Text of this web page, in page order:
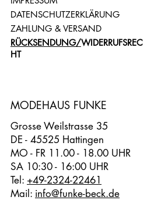
DATENSCHUTZERKLÄRUNG
ZAHLUNG & VERSAND
RÜCKSENDUNG/WIDERRUFSREC
HT
Grosse Weilstrasse 35
DE - 45525 Hattingen
MO - FR 11.00 - 18.00 UHR
SA 10:30 - 16:00 UHR
Tel: +49-2324-22461
Mail: info@funke-beck.de
MODEHAUS FUNKE